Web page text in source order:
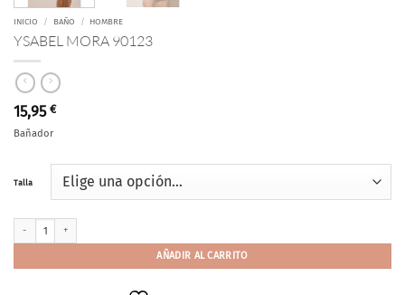
INICIO / BAÑO / HOMBRE
YSABEL MORA 90123
15,95 €
Bañador
Talla
AÑADIR AL CARRITO